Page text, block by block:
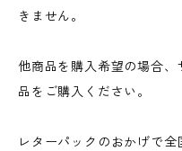
きません。
他商品を購入希望の場合
品をご購入ください。
レターパックのおかげで